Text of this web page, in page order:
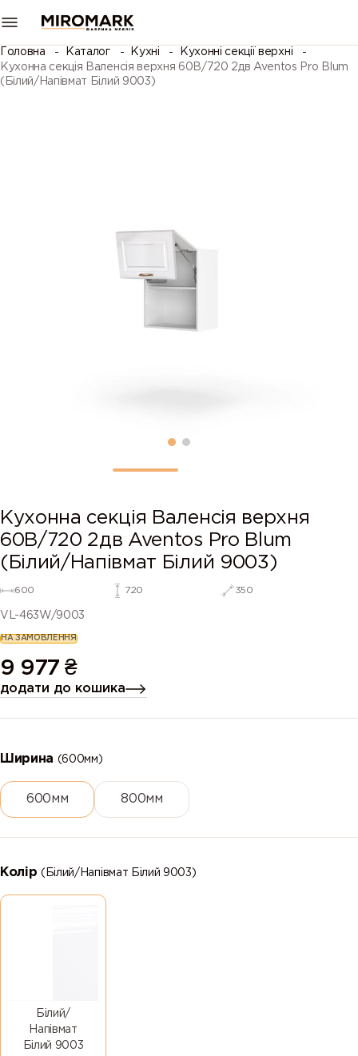
Головна Каталог Кухні
Кухонні секції верхні
Кухонна секція Валенсія верхня 60В/720 2дв Aventos Pro Blum
(Білий/Напівмат Білий 9003)
Кухонна секція Валенсія верхня
60В/720 2дв Aventos Pro Blum
(Білий/Напівмат Білий 9003)
600 720 350
VL-463W/9003
НА ЗАМОВЛЕННЯ
9 977 ₴
додати до кошика
Ширина (600мм)
600мм 800мм
Колір(Білий/Напівмат Білий 9003)
Білий/
Напівмат
Білий 9003